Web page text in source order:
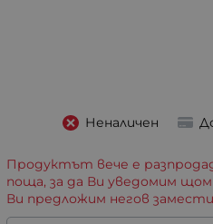
Неналичен
Продуктът вече е
поща, за да Ви уведомим
Ви предложим негов